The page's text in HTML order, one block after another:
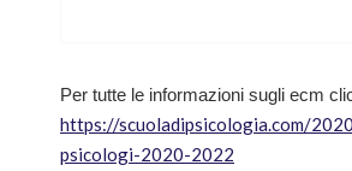
Per tutte le informazioni sugli ecm
https://scuoladipsicologia.com/
psicologi-2020-2022